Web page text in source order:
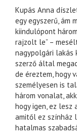
Kupás Anna
egy egyszerű, ám
kiindulópont
rajzolt le” –
nagypolgári lakás
szerző által
de éreztem, hogy
személyesen is
három vonalat,
hogy igen, ez
amitől ez színház
hatalmas